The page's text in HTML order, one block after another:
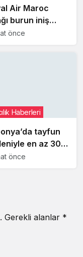
Air Maroc
burun iniş
arızası
önce
tayfun
en az 300
seferi iptal
Haberleri
önce
Gerekli alanlar *